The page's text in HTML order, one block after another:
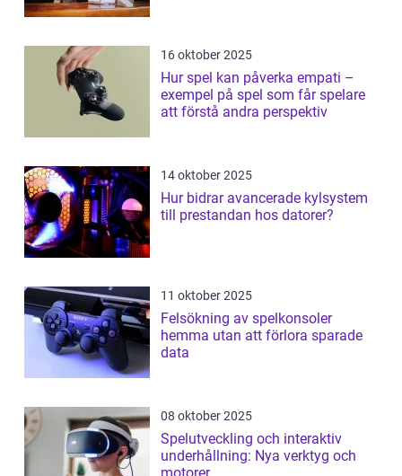
16 oktober 2025
Hur spel kan påverka empati –
exempel på spel som får spelare
att förstå andra perspektiv
14 oktober 2025
Hur bidrar avancerade kylsystem
till prestandan hos datorer?
11 oktober 2025
Felsökning av spelkonsoler
hemma utan att förlora sparade
data
08 oktober 2025
Spelutveckling och interaktiv
underhållning: Nya verktyg och